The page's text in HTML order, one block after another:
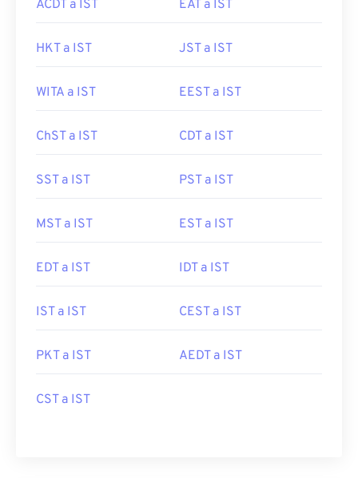
ACDT a IST EAT a IST
HKT a IST JST a IST
WITA a IST EEST a IST
ChST a IST CDT a IST
SST a IST PST a IST
MST a IST EST a IST
EDT a IST IDT a IST
IST a IST CEST a IST
PKT a IST AEDT a IST
CST a IST